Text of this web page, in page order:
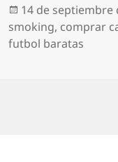
Publicado
el
14 de septiembre
smoking, comprar
futbol baratas